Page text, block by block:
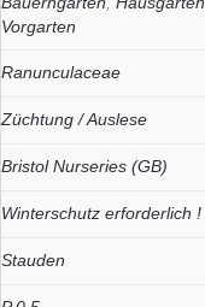
Vorgarten
Ranunculaceae
Züchtung / Auslese
Bristol Nurseries (GB)
Winterschutz erforderlich !
Stauden